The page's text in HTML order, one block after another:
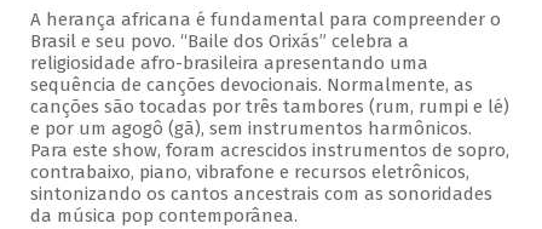
A herança africana é fundamental para compreender o
Brasil e seu povo. “Baile dos Orixás” celebra a
religiosidade afro-brasileira apresentando uma
sequência de canções devocionais. Normalmente, as
canções são tocadas por três tambores (rum, rumpi e lé)
e por um agogô (gã), sem instrumentos harmônicos.
Para este show, foram acrescidos instrumentos de sopro,
contrabaixo, piano, vibrafone e recursos eletrônicos,
sintonizando os cantos ancestrais com as sonoridades
da música pop contemporânea.